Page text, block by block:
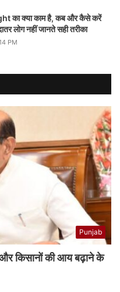
का क्या काम है, कब और कैसे करें
लोग नहीं जानते सही तरीका
PM
Punjab
और किसानों की आय बढ़ाने के